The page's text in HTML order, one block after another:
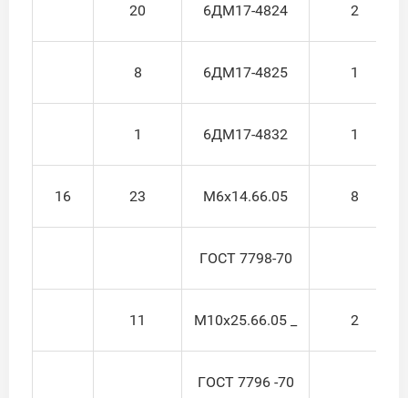
20 6ДМ17-4824 2
8 6ДМ17-4825 1
1 6ДМ17-4832 1
16 23 М6х14.66.05 8
ГОСТ 7798-70
11 М10x25.66.05 _ 2
ГОСТ 7796 -70